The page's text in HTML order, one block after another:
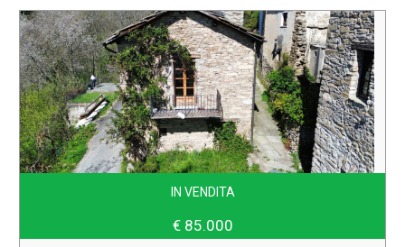
IN VENDITA
€ 85.000